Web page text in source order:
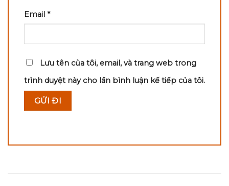
Email *
Lưu tên của tôi, email, và trang web trong
trình duyệt này cho lần bình luận kế tiếp của tôi.